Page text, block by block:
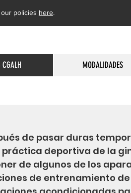
policies here.
CGALH MODALIDADES
de pasar duras
deportiva de la
de algunos de los
de entrenamiento